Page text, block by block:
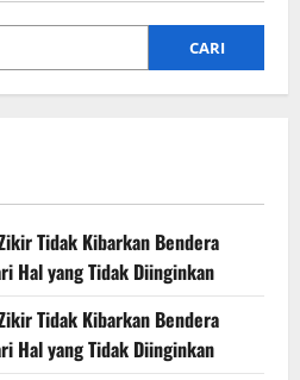
CARI
Tidak Kibarkan Bendera
Hal yang Tidak Diinginkan
Tidak Kibarkan Bendera
Hal yang Tidak Diinginkan